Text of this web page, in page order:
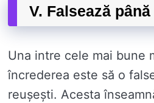
V. Falsează
Una intre cele mai bune
încrederea este să o
reușești. Acesta